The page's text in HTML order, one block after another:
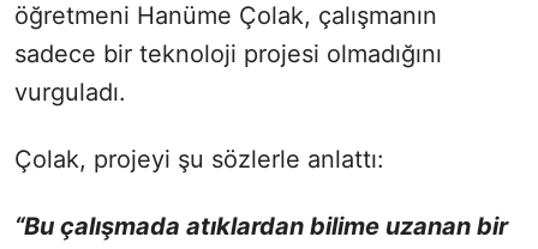
öğretmeni Hanüme Çolak, çalışmanın
sadece bir teknoloji projesi olmadığını
vurguladı.
Çolak, projeyi şu sözlerle anlattı:
“Bu çalışmada atıklardan bilime uzanan bir